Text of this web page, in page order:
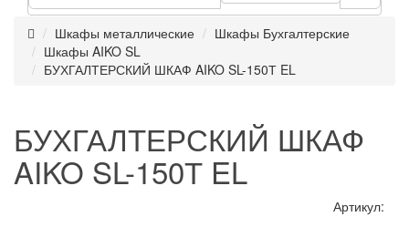
Шкафы металлические
Шкафы Бухгалтерские
Шкафы AIKO SL
БУХГАЛТЕРСКИЙ ШКАФ AIKO SL-150Т EL
БУХГАЛТЕРСКИЙ ШКАФ
AIKO SL-150Т EL
Артикул: